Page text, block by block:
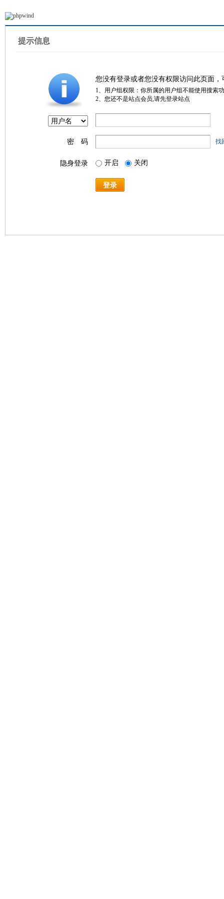
提示信息
您没有登录或者您没有权限访问此页面
1、用户组权限：你所属的用户组不能使用搜索
2、您还不是站点会员,请先登录站点
密 码 找
隐身登录 开启 关闭
登录